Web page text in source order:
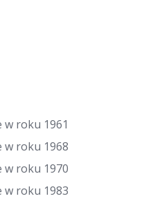
w roku 1961
w roku 1968
w roku 1970
w roku 1983